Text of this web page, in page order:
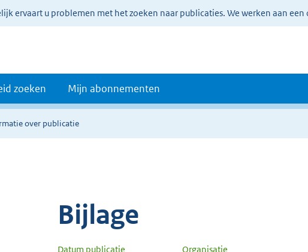
ervaart u problemen met het zoeken naar publicaties. We werken aan een
zoeken Mijn abonnementen
over publicatie
Bijlage
Datum publicatie Organisatie